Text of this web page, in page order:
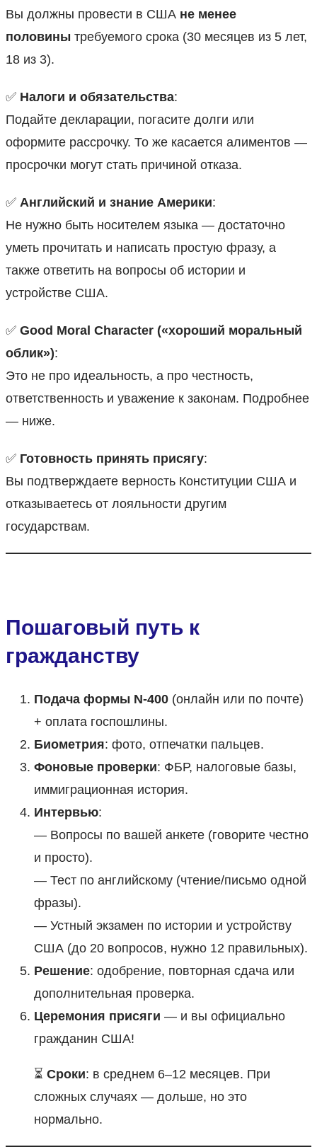
Вы должны провести в США не менее
половины требуемого срока (30 месяцев из 5 лет,
18 из 3).
✅ Налоги и обязательства:
Подайте декларации, погасите долги или
оформите рассрочку. То же касается алиментов —
просрочки могут стать причиной отказа.
✅ Английский и знание Америки:
Не нужно быть носителем языка — достаточно
уметь прочитать и написать простую фразу, а
также ответить на вопросы об истории и
устройстве США.
✅ Good Moral Character («хороший моральный
облик»):
Это не про идеальность, а про честность,
ответственность и уважение к законам. Подробнее
— ниже.
✅ Готовность принять присягу:
Вы подтверждаете верность Конституции США и
отказываетесь от лояльности другим
государствам.
Пошаговый путь к
гражданству
Подача формы N-400 (онлайн или по почте)
+ оплата госпошлины.
Биометрия: фото, отпечатки пальцев.
Фоновые проверки: ФБР, налоговые базы,
иммиграционная история.
Интервью:
— Вопросы по вашей анкете (говорите честно
и просто).
— Тест по английскому (чтение/письмо одной
фразы).
— Устный экзамен по истории и устройству
США (до 20 вопросов, нужно 12 правильных).
Решение: одобрение, повторная сдача или
дополнительная проверка.
Церемония присяги — и вы официально
гражданин США!
⏳ Сроки: в среднем 6–12 месяцев. При
сложных случаях — дольше, но это
нормально.